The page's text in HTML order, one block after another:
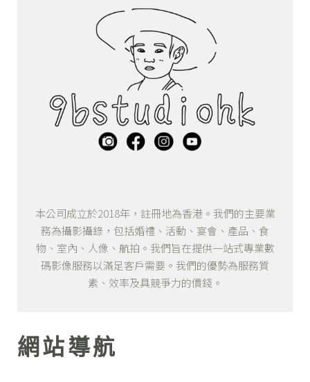
本公司成立於2018年，註冊地為香港。我們的主要業
務為攝影攝錄，包括婚禮、活動、宴會、產品、食
物、室內、人像、航拍。我們旨在提供一站式專業數
碼影像服務以滿足客戶需要。我們的優勢為服務質
素、效率及具競爭力的價錢。
網站導航